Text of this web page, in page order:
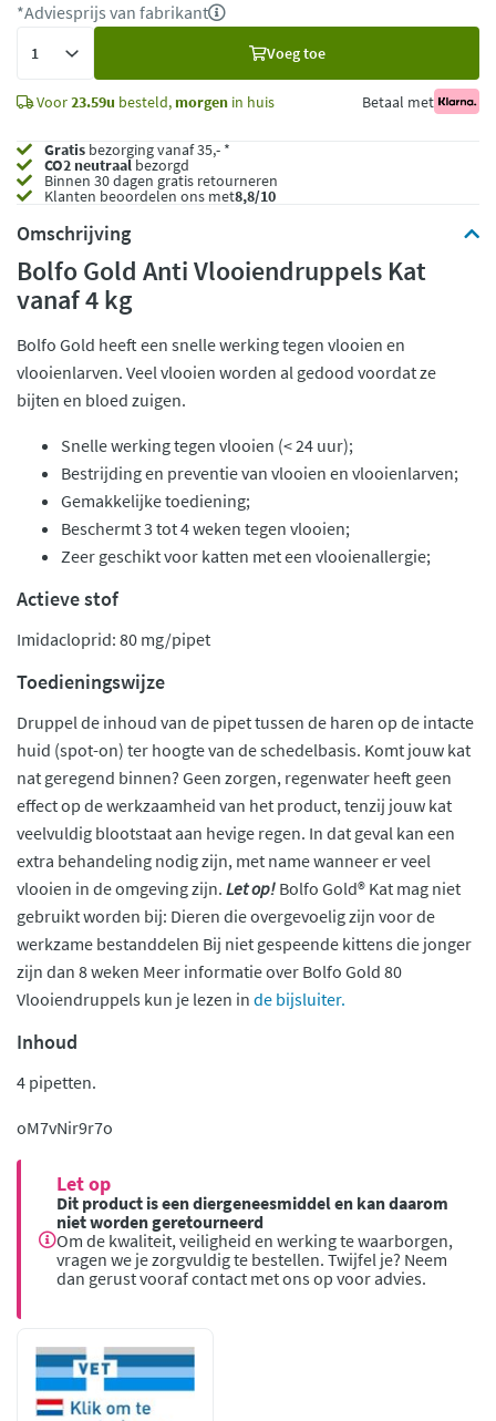
*Adviesprijs van fabrikant
Voeg toe
Voor23.59u besteld, morgen in huis Betaal met
Gratis bezorging vanaf 35,- *
CO2 neutraalbezorgd
Binnen 30 dagen gratis retourneren
Klanten beoordelen ons met8,8/10
Omschrijving
Bolfo Gold Anti Vlooiendruppels Kat
vanaf 4 kg
Bolfo Gold heeft een snelle werking tegen vlooien en
vlooienlarven. Veel vlooien worden al gedood voordat ze
bijten en bloed zuigen.
Snelle werking tegen vlooien (< 24 uur);
Bestrijding en preventie van vlooien en vlooienlarven;
Gemakkelijke toediening;
Beschermt 3 tot 4 weken tegen vlooien;
Zeer geschikt voor katten met een vlooienallergie;
Actieve stof
Imidacloprid: 80 mg/pipet
Toedieningswijze
Druppel de inhoud van de pipet tussen de haren op de intacte
huid (spot-on) ter hoogte van de schedelbasis. Komt jouw kat
nat geregend binnen? Geen zorgen, regenwater heeft geen
effect op de werkzaamheid van het product, tenzij jouw kat
veelvuldig blootstaat aan hevige regen. In dat geval kan een
extra behandeling nodig zijn, met name wanneer er veel
vlooien in de omgeving zijn. Let op! Bolfo Gold® Kat mag niet
gebruikt worden bij: Dieren die overgevoelig zijn voor de
werkzame bestanddelen Bij niet gespeende kittens die jonger
zijn dan 8 weken Meer informatie over Bolfo Gold 80
Vlooiendruppels kun je lezen in de bijsluiter.
Inhoud
4 pipetten.
oM7vNir9r7o
Let op
Dit product is een diergeneesmiddel en kan daarom
niet worden geretourneerd
Om de kwaliteit, veiligheid en werking te waarborgen,
vragen we je zorgvuldig te bestellen. Twijfel je? Neem
dan gerust vooraf contact met ons op voor advies.